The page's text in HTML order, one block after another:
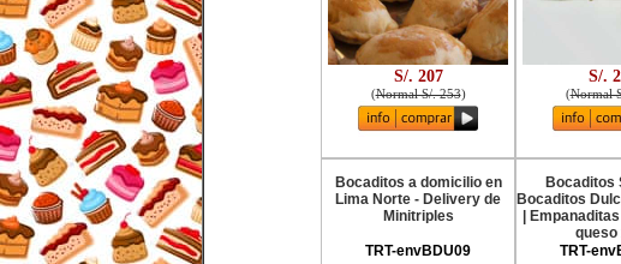
S/. 207
(Normal S/. 253)
S/.
(Normal
Bocaditos a domicilio en
Lima Norte - Delivery de
Minitriples
TRT-envBDU09
Bocaditos
Bocaditos
|
queso
TRT-